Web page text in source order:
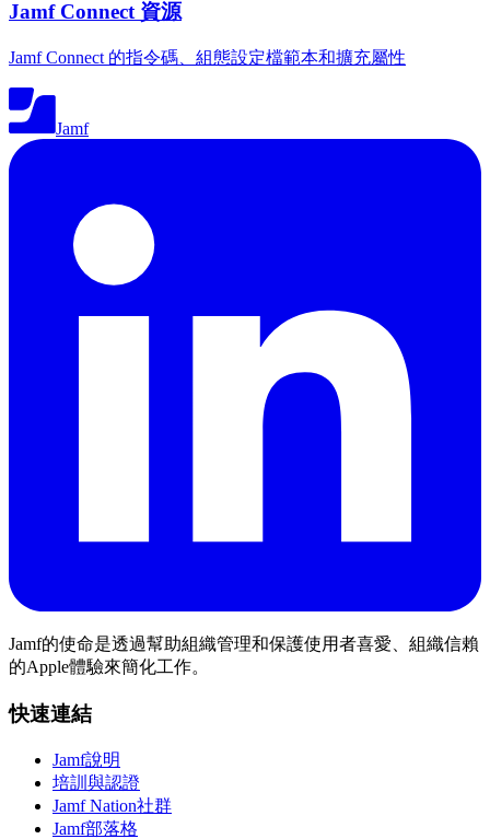
Jamf Connect 資源
Jamf Connect 的指令碼、組態設定檔範本和擴充屬性
Jamf
Jamf的使命是透過幫助組織管理和保護使用者喜愛、組織信賴
的Apple體驗來簡化工作。
快速連結
Jamf說明
培訓與認證
Jamf Nation社群
Jamf部落格